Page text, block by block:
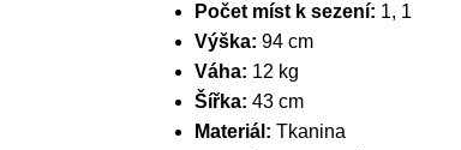
Počet míst k sezení: 1, 1
Výška: 94 cm
Váha: 12 kg
Šířka: 43 cm
Materiál: Tkanina